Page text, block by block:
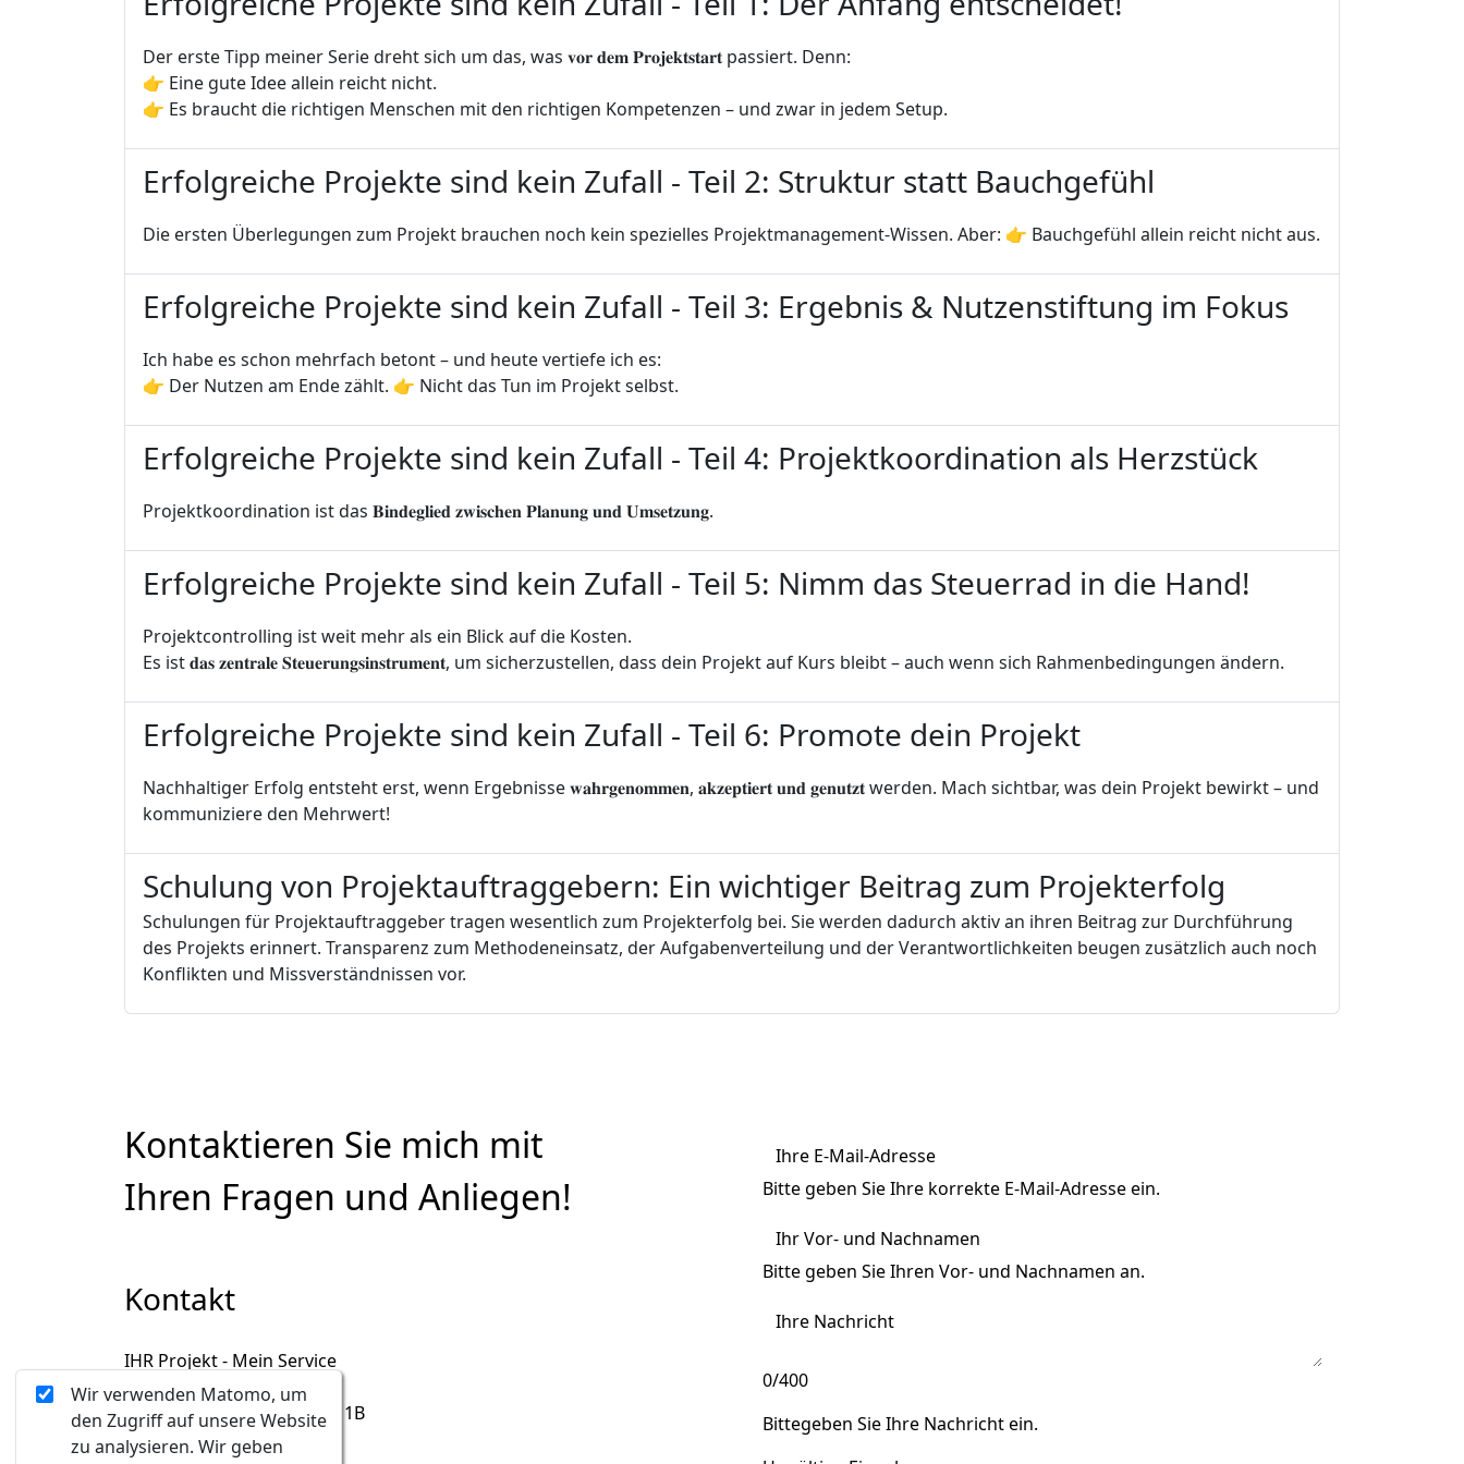
Wir verwenden Matomo, um
den Zugriff auf unsere Website
zu analysieren. Wir geben
Der erste Tipp meiner Serie dreht sich um das, was 𝐯𝐨𝐫 𝐝𝐞𝐦 𝐏𝐫𝐨𝐣𝐞𝐤𝐭𝐬𝐭𝐚𝐫𝐭 passiert. Denn:
👉 Eine gute Idee allein reicht nicht.
👉 Es braucht die richtigen Menschen mit den richtigen Kompetenzen – und zwar in jedem Setup.
Erfolgreiche Projekte sind kein Zufall - Teil 2: Struktur statt Bauchgefühl
Die ersten Überlegungen zum Projekt brauchen noch kein spezielles Projektmanagement-Wissen. Aber: 👉 Bauchgefühl allein reicht nicht aus.
Erfolgreiche Projekte sind kein Zufall - Teil 3: Ergebnis & Nutzenstiftung im Fokus
Ich habe es schon mehrfach betont – und heute vertiefe ich es:
👉 Der Nutzen am Ende zählt. 👉 Nicht das Tun im Projekt selbst.
Erfolgreiche Projekte sind kein Zufall - Teil 4: Projektkoordination als Herzstück
Projektkoordination ist das 𝐁𝐢𝐧𝐝𝐞𝐠𝐥𝐢𝐞𝐝 𝐳𝐰𝐢𝐬𝐜𝐡𝐞𝐧 𝐏𝐥𝐚𝐧𝐮𝐧𝐠 𝐮𝐧𝐝 𝐔𝐦𝐬𝐞𝐭𝐳𝐮𝐧𝐠.
Erfolgreiche Projekte sind kein Zufall - Teil 5: Nimm das Steuerrad in die Hand!
Projektcontrolling ist weit mehr als ein Blick auf die Kosten.
Es ist 𝐝𝐚𝐬 𝐳𝐞𝐧𝐭𝐫𝐚𝐥𝐞 𝐒𝐭𝐞𝐮𝐞𝐫𝐮𝐧𝐠𝐬𝐢𝐧𝐬𝐭𝐫𝐮𝐦𝐞𝐧𝐭, um sicherzustellen, dass dein Projekt auf Kurs bleibt – auch wenn sich Rahmenbedingungen ändern.
Erfolgreiche Projekte sind kein Zufall - Teil 6: Promote dein Projekt
Nachhaltiger Erfolg entsteht erst, wenn Ergebnisse 𝐰𝐚𝐡𝐫𝐠𝐞𝐧𝐨𝐦𝐦𝐞𝐧, 𝐚𝐤𝐳𝐞𝐩𝐭𝐢𝐞𝐫𝐭 𝐮𝐧𝐝 𝐠𝐞𝐧𝐮𝐭𝐳𝐭 werden. Mach sichtbar, was dein Projekt bewirkt – und
kommuniziere den Mehrwert!
Schulung von Projektauftraggebern: Ein wichtiger Beitrag zum Projekterfolg
Schulungen für Projektauftraggeber tragen wesentlich zum Projekterfolg bei. Sie werden dadurch aktiv an ihren Beitrag zur Durchführung
des Projekts erinnert. Transparenz zum Methodeneinsatz, der Aufgabenverteilung und der Verantwortlichkeiten beugen zusätzlich auch noch
Konflikten und Missverständnissen vor.
Kontaktieren Sie mich mit
Ihren Fragen und Anliegen!
Kontakt
IHR Projekt - Mein Service
Iris Hauck-Rameis
A-1130, Hermesstrasse 1B
+43 699 1 913 68 18
Ihre E-Mail-Adresse
Bitte geben Sie Ihre korrekte E-Mail-Adresse ein.
Ihr Vor- und Nachnamen
Bitte geben Sie Ihren Vor- und Nachnamen an.
Ihre Nachricht
0/400
Bittegeben Sie Ihre Nachricht ein.